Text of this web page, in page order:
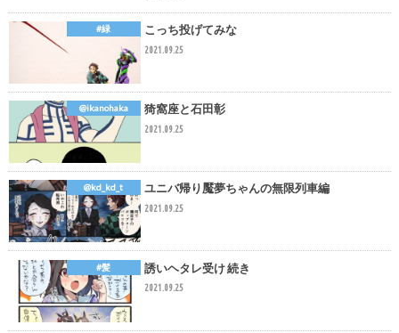
#緑 こっち投げてみな
2021.09.25
@ikanohaka 猗窩座と石田彰
2021.09.25
@kd_kd_t ユニバ帰り魘夢ちゃんの無限列車編
2021.09.25
#髪 誘いヘタレ受け 続き
2021.09.25